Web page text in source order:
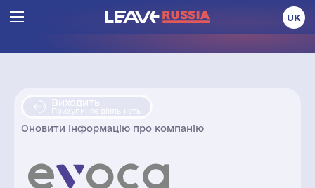
UK
Виходить
Призупиняє діяльність
Оновити інформацію про компанію